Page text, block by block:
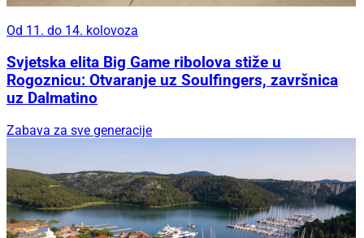
Od 11. do 14. kolovoza
Svjetska elita Big Game ribolova stiže u
Rogoznicu: Otvaranje uz Soulfingers, završnica
uz Dalmatino
Zabava za sve generacije